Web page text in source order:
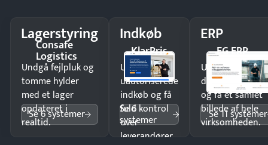
Lagerstyring
Consafe
Logistics
Undgå fejlpluk og
tomme hylder
med et lager
opdateret i
realtid.
Se 6 systemer
Indkøb
KlarPris
Undgå
uautoriserede
indkøb og få
fuld kontrol
over
leverandører
Se 6
systemer
ERP
EG ERP
Undgå
og få ét samlet
billede af hele
virksomheden.
Se 11 systemer